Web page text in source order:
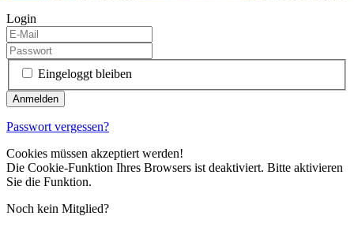
Login
Eingeloggt bleiben
Passwort vergessen?
Cookies müssen akzeptiert werden!
Die Cookie-Funktion Ihres Browsers ist deaktiviert. Bitte aktivieren
Sie die Funktion.
Noch kein Mitglied?